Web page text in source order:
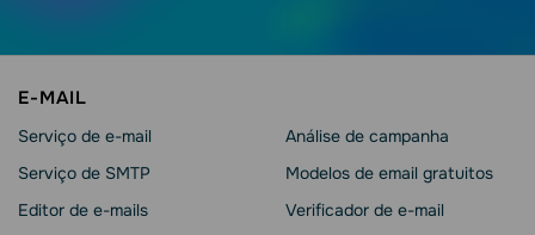
E-MAIL
Serviço de e-mail
Serviço de SMTP
Editor de e-mails
Análise de campanha
Modelos de email gratuitos
Verificador de e-mail